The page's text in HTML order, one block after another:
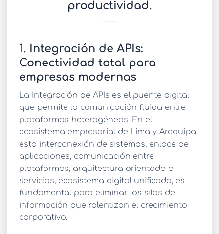
productividad.
1. Integración de APIs:
Conectividad total para
empresas modernas
La Integración de APIs es el puente digital
que permite la comunicación fluida entre
plataformas heterogéneas. En el
ecosistema empresarial de Lima y Arequipa,
esta interconexión de sistemas, enlace de
aplicaciones, comunicación entre
plataformas, arquitectura orientada a
servicios, ecosistema digital unificado, es
fundamental para eliminar los silos de
información que ralentizan el crecimiento
corporativo.